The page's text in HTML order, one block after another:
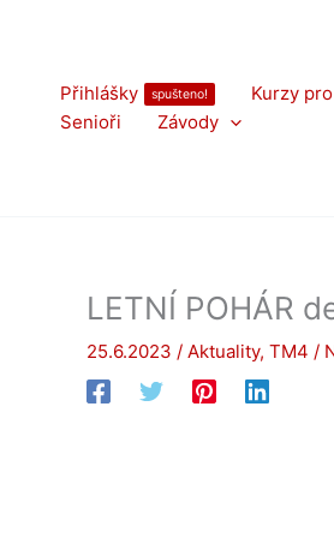
Přihlášky
spušteno! Kurzy
Senioři
Závody
LETNÍ POHÁR
25.6.2023 / Aktuality, TM4 /